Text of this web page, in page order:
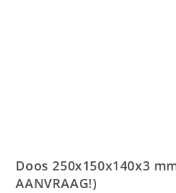
Doos 250x150x140x3
AANVRAAG!)